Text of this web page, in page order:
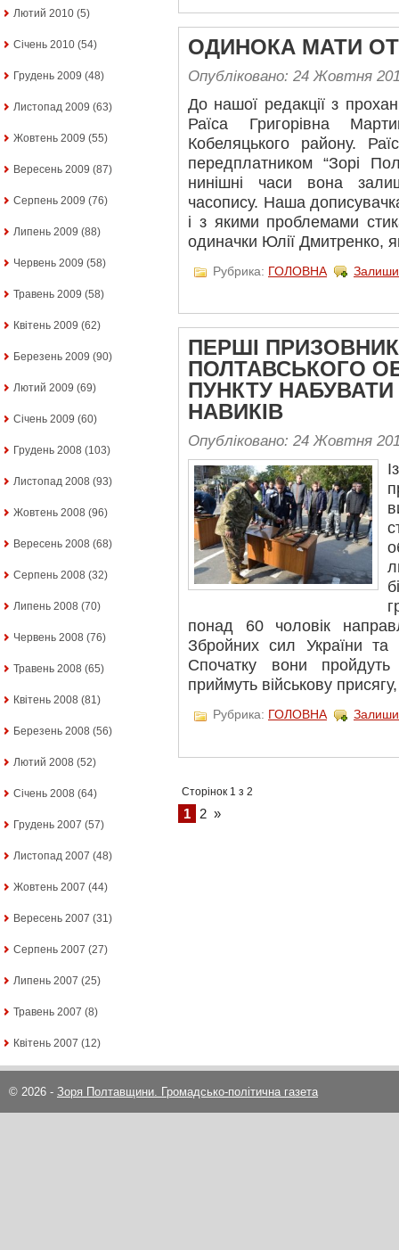
Лютий 2010 (5)
Січень 2010 (54)
Грудень 2009 (48)
Листопад 2009 (63)
Жовтень 2009 (55)
Вересень 2009 (87)
Серпень 2009 (76)
Липень 2009 (88)
Червень 2009 (58)
Травень 2009 (58)
Квітень 2009 (62)
Березень 2009 (90)
Лютий 2009 (69)
Січень 2009 (60)
Грудень 2008 (103)
Листопад 2008 (93)
Жовтень 2008 (96)
Вересень 2008 (68)
Серпень 2008 (32)
Липень 2008 (70)
Червень 2008 (76)
Травень 2008 (65)
Квітень 2008 (81)
Березень 2008 (56)
Лютий 2008 (52)
Січень 2008 (64)
Грудень 2007 (57)
Листопад 2007 (48)
Жовтень 2007 (44)
Вересень 2007 (31)
Серпень 2007 (27)
Липень 2007 (25)
Травень 2007 (8)
Квітень 2007 (12)
ОДИНОКА МАТИ
Опубліковано: 24 Жовтня
До нашої редакції з
Раїса Григорівна
Кобеляцького району.
передплатником “Зорі
нинішні часи вона
часопису. Наша
і з якими проблемами
одиначки Юлії Дмитренко,
Рубрика: ГОЛОВНА
ПЕРШІ
ПОЛТАВСЬКОГО
ПУНКТУ
НАВИКІВ
Опубліковано: 24 Жовтня
понад 60 чоловік
Збройних сил України та
Спочатку вони пройдуть
приймуть військову
Рубрика: ГОЛОВНА
Сторінок 1 з 2
1 2 »
© 2026 - Зоря Полтавщини. Громадсько-політична газета